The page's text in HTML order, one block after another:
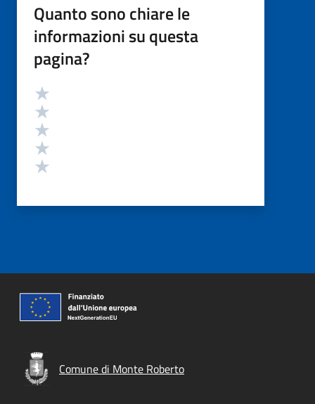
Quanto sono chiare le
informazioni su questa
pagina?
Valutazione
Comune di Monte Roberto